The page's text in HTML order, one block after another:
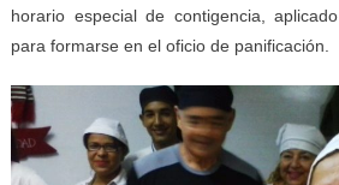
horario especial de contigencia,
para formarse en el oficio de panificación.